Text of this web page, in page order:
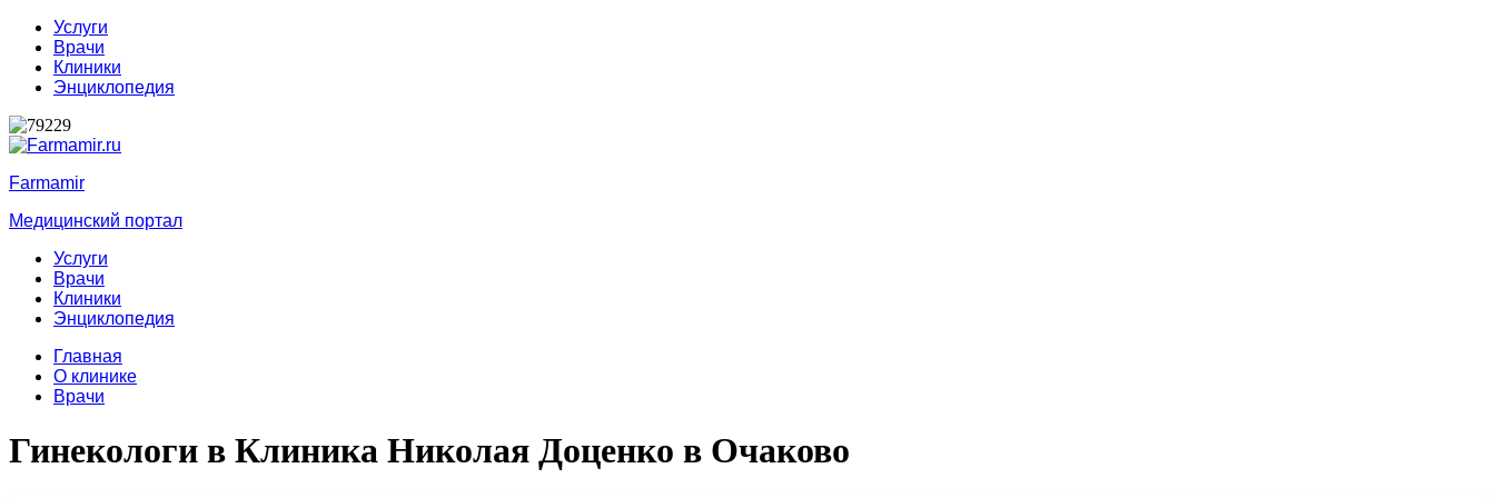
Услуги
Врачи
Клиники
Энциклопедия
Farmamir
Медицинский портал
Услуги
Врачи
Клиники
Энциклопедия
Главная
О клинике
Врачи
Гинекологи в Клиника Николая Доценко в Очаково